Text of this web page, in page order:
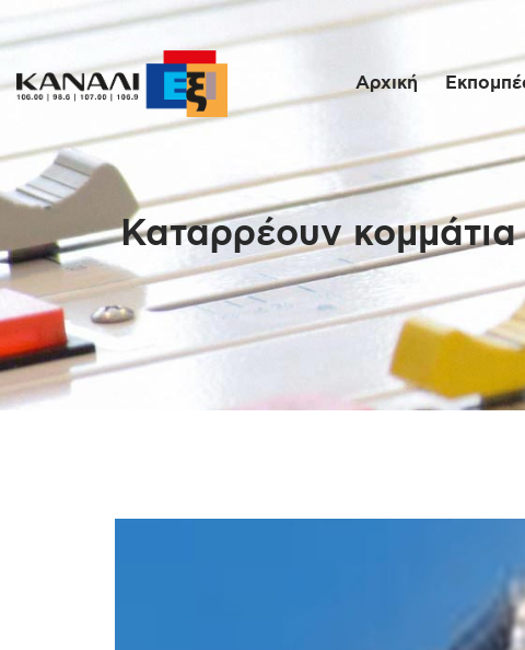
Αρχική
Καταρρέουν κομμάτια